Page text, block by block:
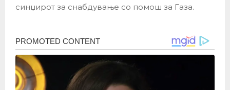
синџирот за снабдување со помош за Газа.